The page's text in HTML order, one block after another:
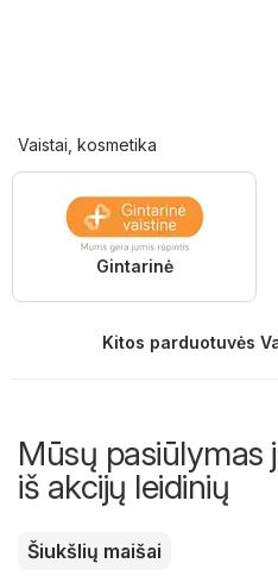
Vaistai, kosmetika
Gintarinė
Kitos parduotuvės
Mūsų pasiūlymas
iš akcijų leidinių
Šiukšlių maišai